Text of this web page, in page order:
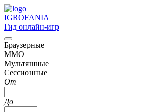
IGROFANIA
Гид онлайн-игр
Браузерные
MMO
Мультяшные
Сессионные
От
До